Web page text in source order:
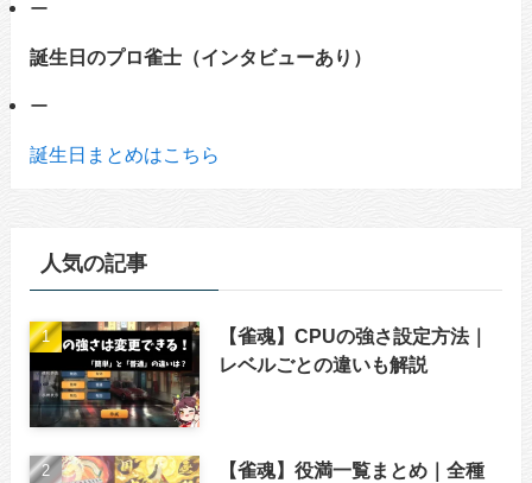
ー
誕生日のプロ雀士（インタビューあり）
ー
誕生日まとめはこちら
人気の記事
【雀魂】CPUの強さ設定方法｜
レベルごとの違いも解説
【雀魂】役満一覧まとめ｜全種